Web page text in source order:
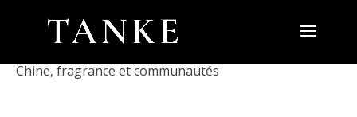
Chine, fragrance et communautés